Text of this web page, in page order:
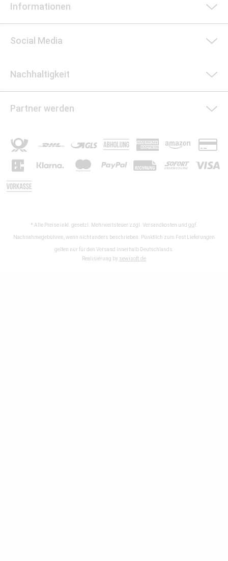
Informationen
Social Media
Nachhaltigkeit
Partner werden
* Alle Preise inkl. gesetzl. Mehrwertsteuer zzgl. Versandkosten und ggf.
Nachnahmegebühren, wenn nicht anders beschrieben. Pünktlich zum Fest Lieferungen
gelten nur für den Versand innerhalb Deutschlands.
Realisierung by sewisoft.de